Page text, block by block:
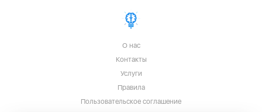
О нас
Контакты
Услуги
Правила
Пользовательское соглашение